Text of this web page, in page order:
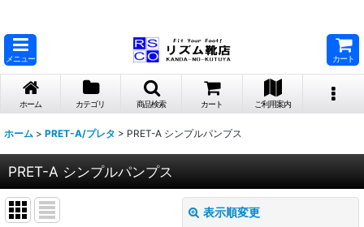
メニュー カート
ホーム カテゴリ 商品検索 カート ご利用案内
ホーム > PRET-A/プレタ > PRET-A シンプルパンプス
PRET-A シンプルパンプス
表示順変更